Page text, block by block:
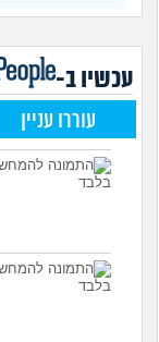
(אנונימית, בת 27)
אילו יחידות
(אנונימי, בן 17)
(אנונימי, בן 20)
הנדסת בניין
שמעון?
אני מרגישה ממש
עוד
עכשיו ב-
עוררו עניין